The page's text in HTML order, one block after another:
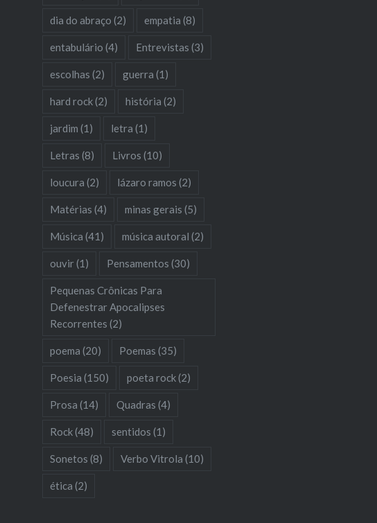
dia do abraço (2) empatia (8)
entabulário (4) Entrevistas (3)
escolhas (2) guerra (1)
hard rock(2) história (2)
jardim (1) letra (1)
Letras (8) Livros (10)
loucura (2) lázaro ramos (2)
Matérias (4) minas gerais (5)
Música (41) música autoral (2)
ouvir(1) Pensamentos (30)
Pequenas Crônicas Para
Defenestrar Apocalipses
Recorrentes (2)
poema (20) Poemas (35)
Poesia (150) poeta rock(2)
Prosa (14) Quadras (4)
Rock(48) sentidos (1)
Sonetos (8) Verbo Vitrola (10)
ética (2)